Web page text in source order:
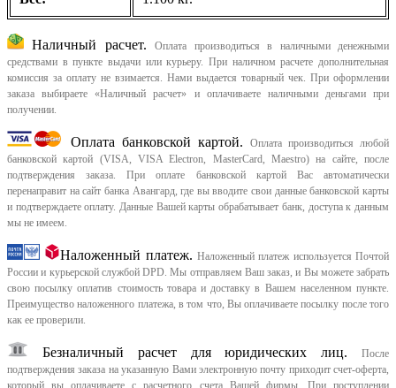
Наличный расчет.
Оплата производиться в наличными денежными
средствами в пункте выдачи или курьеру. При наличном расчете дополнительная
комиссия за оплату не взимается. Нами выдается товарный чек. При оформлении
заказа выбираете «Наличный расчет» и оплачиваете наличными деньгами при
получении.
Оплата банковской картой.
Оплата производиться любой
банковской картой (VISA, VISA Electron, MasterCard, Maestro) на сайте, после
подтверждения заказа. При оплате банковской картой Вас автоматически
перенаправит на сайт банка Авангард, где вы вводите свои данные банковской карты
и подтверждаете оплату. Данные Вашей карты обрабатывает банк, доступа к данным
мы не имеем.
Наложенный платеж. Наложенный платеж используется Почтой
России и курьерской службой DPD. Мы отправляем Ваш заказ, и Вы можете забрать
свою посылку оплатив стоимость товара и доставку в Вашем населенном пункте.
Преимущество наложенного платежа, в том что, Вы оплачиваете посылку после того
как ее проверили.
Безналичный расчет для юридических лиц.
После
подтверждения заказа на указанную Вами электронную почту приходит счет-оферта,
который вы оплачиваете с расчетного счета Вашей фирмы. При поступлении